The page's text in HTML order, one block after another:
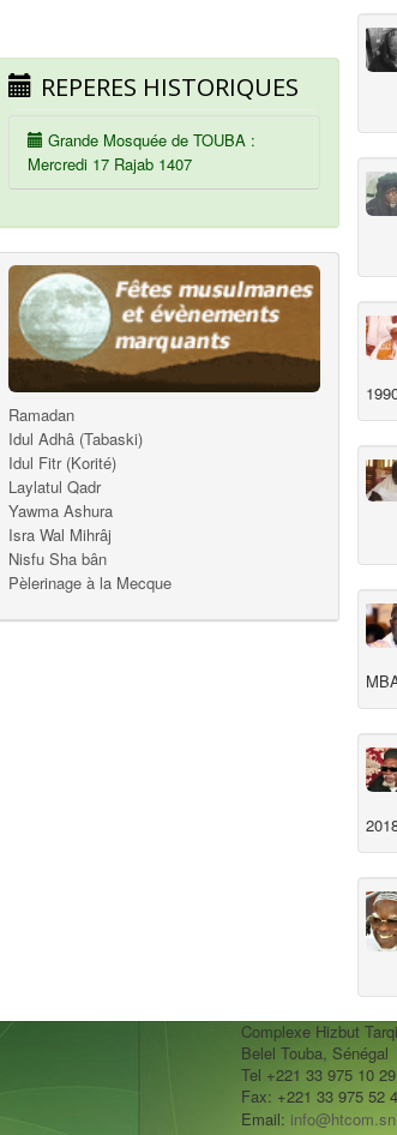
REPERES HISTORIQUES
Grande Mosquée de TOUBA :
Mercredi 17 Rajab 1407
Ramadan
Idul Adhâ (Tabaski)
Idul Fitr (Korité)
Laylatul Qadr
Yawma Ashura
Isra Wal Mihrâj
Nisfu Sha bân
Pèlerinage à la Mecque
Complexe Hizbut
Belel Touba, Sénégal
Tel +221 33 975 10 29
Fax: +221 33 975 52
Email: info@htcom.sn